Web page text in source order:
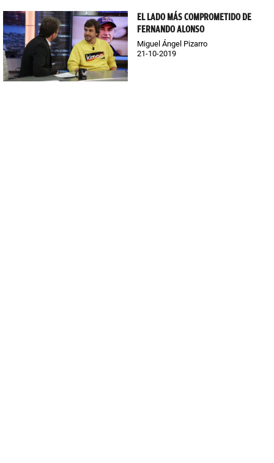
EL LADO MÁS COMPROMETIDO DE
FERNANDO ALONSO
Miguel Ángel Pizarro
21-10-2019